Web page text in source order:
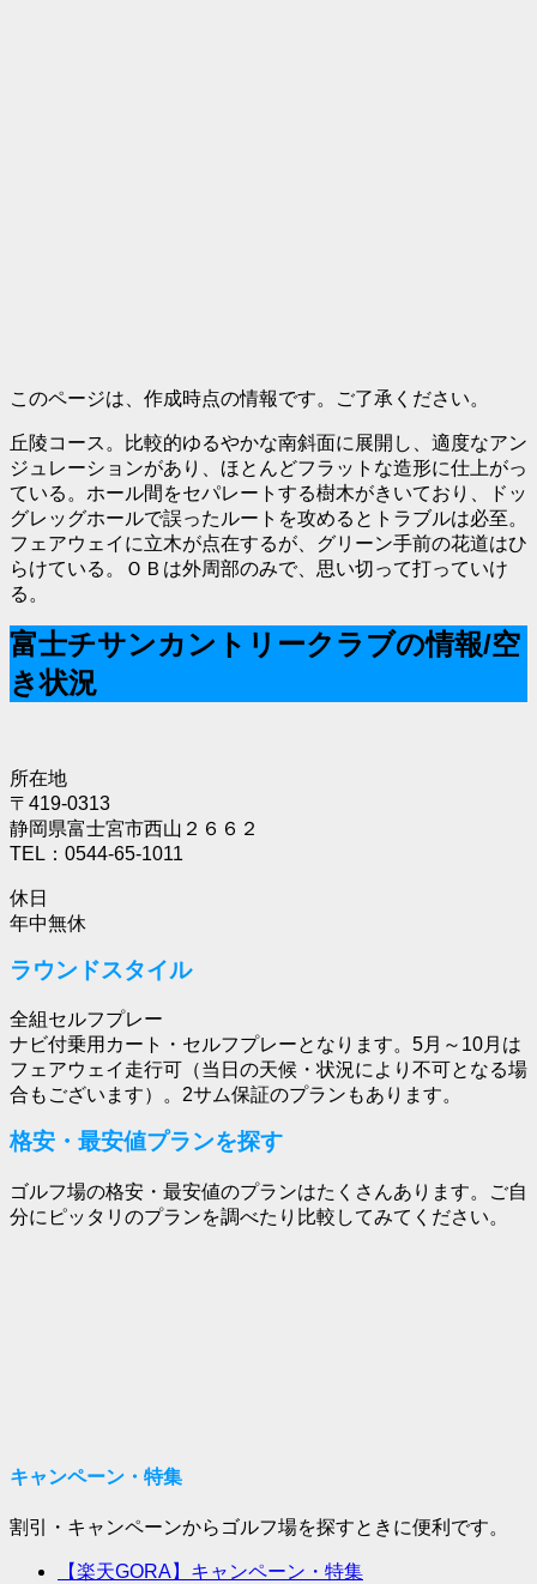
このページは、作成時点の情報です。ご了承ください。
丘陵コース。比較的ゆるやかな南斜面に展開し、適度なアン
ジュレーションがあり、ほとんどフラットな造形に仕上がっ
ている。ホール間をセパレートする樹木がきいており、ドッ
グレッグホールで誤ったルートを攻めるとトラブルは必至。
フェアウェイに立木が点在するが、グリーン手前の花道はひ
らけている。ＯＢは外周部のみで、思い切って打っていけ
る。
富士チサンカントリークラブの情報/空
き状況
所在地
〒419-0313
静岡県富士宮市西山２６６２
TEL：0544-65-1011
休日
年中無休
ラウンドスタイル
全組セルフプレー
ナビ付乗用カート・セルフプレーとなります。5月～10月は
フェアウェイ走行可（当日の天候・状況により不可となる場
合もございます）。2サム保証のプランもあります。
格安・最安値プランを探す
ゴルフ場の格安・最安値のプランはたくさんあります。ご自
分にピッタリのプランを調べたり比較してみてください。
キャンペーン・特集
割引・キャンペーンからゴルフ場を探すときに便利です。
【楽天GORA】キャンペーン・特集